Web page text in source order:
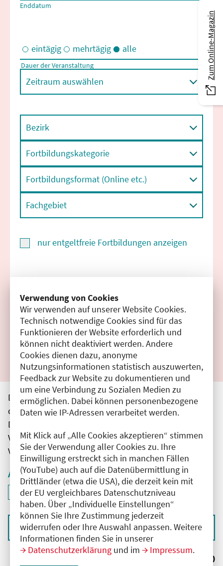
Verwendung von Cookies
Wir verwenden auf unserer Website Cookies.
Technisch notwendige Cookies sind für das
Funktionieren der Website erforderlich und
können nicht deaktiviert werden. Andere
Cookies dienen dazu, anonyme
Nutzungsinformationen statistisch auszuwerten,
Feedback zur Website zu dokumentieren und
um eine Verbindung zu Sozialen Medien zu
ermöglichen. Dabei können personenbezogene
Daten wie IP-Adressen verarbeitet werden.
Mit Klick auf „Alle Cookies akzeptieren“ stimmen
Sie der Verwendung aller Cookies zu. Ihre
Einwilligung erstreckt sich in manchen Fällen
(YouTube) auch auf die Datenübermittlung in
Drittländer (etwa die USA), die derzeit kein mit
der EU vergleichbares Datenschutzniveau
haben. Über „Individuelle Einstellungen“
können Sie Ihre Zustimmung jederzeit
widerrufen oder Ihre Auswahl anpassen. Weitere
Informationen finden Sie in unserer
Datenschutzerklärung und im Impressum.
Enddatum
Eintägige und/oder mehrtägige Veranstaltungen
eintägig mehrtägig alle
Dauer der Veranstaltung
Zeitraum auswählen
Bezirk
Fortbildungskategorie
Fortbildungsformat (Online etc.)
Fachgebiet
nur entgeltfreie Fortbildungen anzeigen
Filter zurücksetzen
Ergebnisse drucken
Die hier aufgeführten Veranstaltungen entsprechen
den unmittelbar vom Veranstalter getätigten Angaben.
Die Ärztekammer Berlin übernimmt keine
Verantwortung für den Inhalt, die Haftung obliegt dem
Veranstalter.
Aktive Filter
Filter
ID: ANT-2503939
deaktivieren und Suchergebnisse neu laden
Sortieren nach
Ergebnisse: 0
Zum Online-Magazin